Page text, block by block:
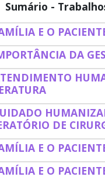
Sumário -
E O
DA
DE
E O
E O